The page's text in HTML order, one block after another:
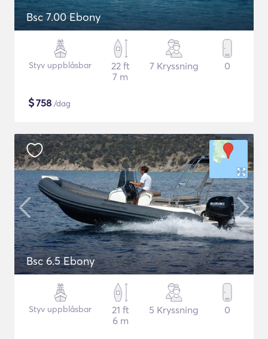
Bsc 7.00 Ebony
Styv uppblåsbar
22 ft
7 m
7 Kryssning 0
$758 /dag
Bsc 6.5 Ebony
Styv uppblåsbar
21 ft
6 m
5 Kryssning 0